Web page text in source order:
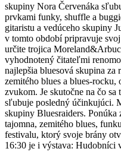
skupiny Nora Červenáka
prvkami funky, shuffle a
gitaristu a vedúceho skupiny
v tomto období pripravuje
určite trojica
vyhodnotený čitateľmi
najlepšia bluesová skupina
zemitého blues a blues-
zvukom. Je skutočne na čo
sľubuje posledný účinkujúci.
skupiny Bluesraiders. Ponúka
tajomna, zemitého blues,
festivalu, ktorý svoje brány
16:30 je i výstava: Hudobníci